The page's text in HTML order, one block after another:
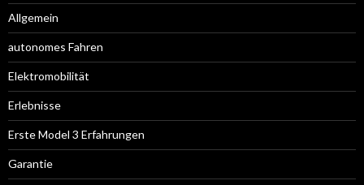
Allgemein
autonomes Fahren
Elektromobilität
Erlebnisse
Erste Model 3 Erfahrungen
Garantie